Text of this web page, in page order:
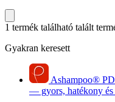
1 termék található talált
Gyakran keresett
Ashampoo®
— gyors, hatékony és